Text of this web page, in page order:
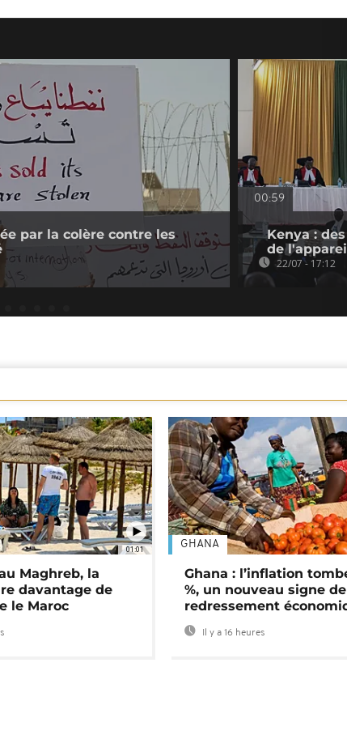
par la colère contre les
00:59
Kenya :
de
22/07 - 17:12
01:01
Maghreb, la
davantage de
le Maroc
GHANA
Ghana : l’inflation
%, un nouveau signe de
redressement
Il y a 16 heures